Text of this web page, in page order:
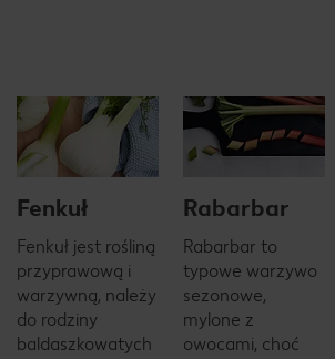
Fenkuł
Fenkuł jest rośliną
przyprawową i
warzywną, należy
do rodziny
baldaszkowatych
Rabarbar
Rabarbar to
typowe warzywo
sezonowe,
mylone z
owocami, choć